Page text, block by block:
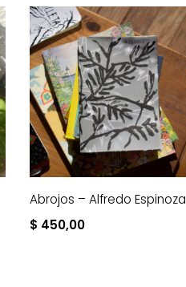
Abrojos – Alfredo Espinoza
$ 450,00